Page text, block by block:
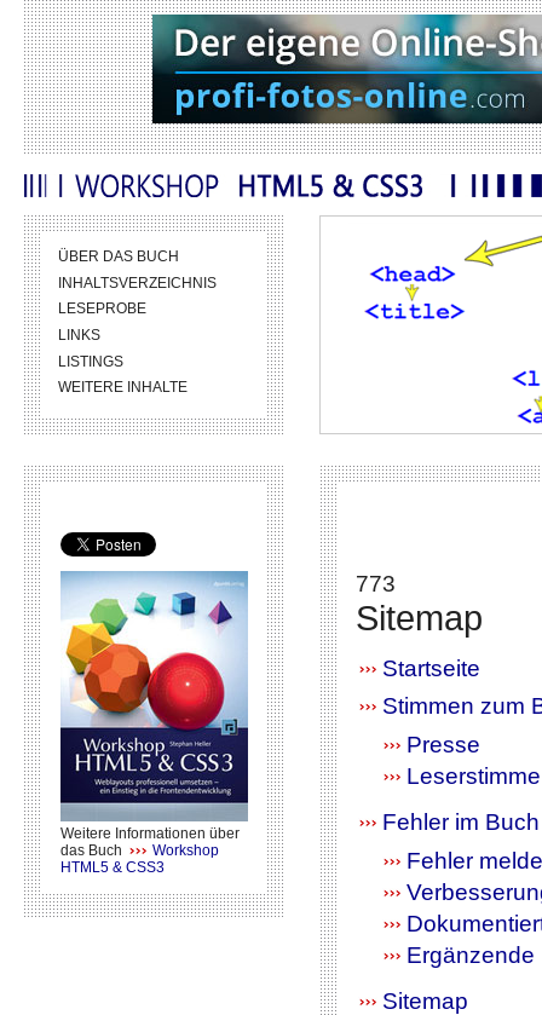
ÜBER DAS BUCH
INHALTSVERZEICHNIS
LESEPROBE
LINKS
LISTINGS
WEITERE INHALTE
Weitere Informationen über
das Buch
Workshop
HTML5 & CSS3
773
Sitemap
Startseite
Stimmen zum
Presse
Fehler im Buch
Fehler
Ergänzende
Sitemap